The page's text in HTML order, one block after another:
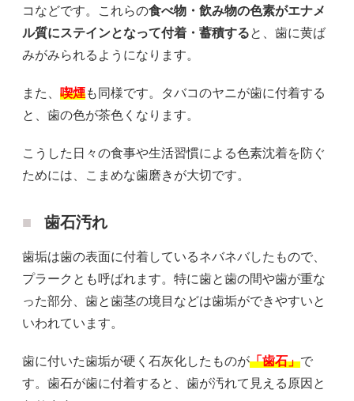
コなどです。これらの食べ物・飲み物の色素がエナメ
ル質にステインとなって付着・蓄積すると、歯に黄ば
みがみられるようになります。
また、 喫煙も同様です。タバコのヤニが歯に付着する
と、歯の色が茶色くなります。
こうした日々の食事や生活習慣による色素沈着を防ぐ
ためには、こまめな歯磨きが大切です。
歯石汚れ
歯垢は歯の表面に付着しているネバネバしたもので、
プラークとも呼ばれます。特に歯と歯の間や歯が重な
った部分、歯と歯茎の境目などは歯垢ができやすいと
いわれています。
歯に付いた歯垢が硬く石灰化したものが「歯石」で
す。歯石が歯に付着すると、歯が汚れて見える原因と